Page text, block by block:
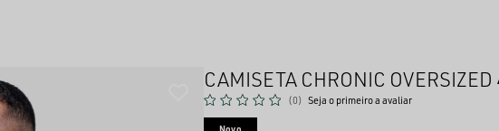
CAMISETA CHRONIC OVERSIZED
(0) Seja o primeiro a avaliar
Novo